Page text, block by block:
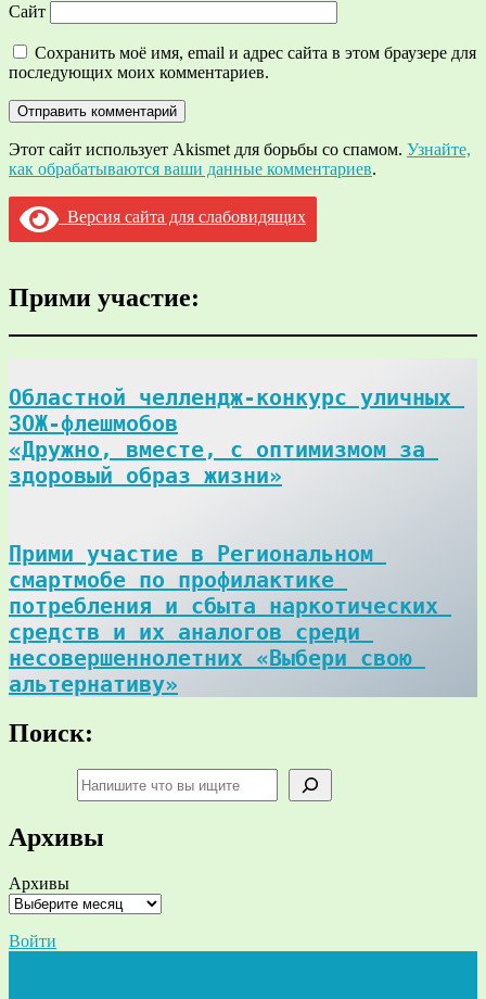
Сайт
Сохранить моё имя, email и адрес сайта в этом браузере для
последующих моих комментариев.
Этот сайт использует Akismet для борьбы со спамом. Узнайте,
как обрабатываются ваши данные комментариев.
Версия сайта для слабовидящих
Прими участие:
Областной челлендж-конкурс уличных
ЗОЖ-флешмобов
«Дружно, вместе, с оптимизмом за
здоровый образ жизни»
Прими участие в Региональном
смартмобе по профилактике
потребления и сбыта наркотических
средств и их аналогов среди
несовершеннолетних «Выбери свою
альтернативу»
Поиск:
Архивы
Архивы
Войти